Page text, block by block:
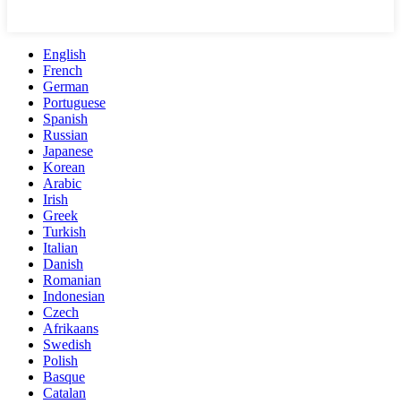
English
French
German
Portuguese
Spanish
Russian
Japanese
Korean
Arabic
Irish
Greek
Turkish
Italian
Danish
Romanian
Indonesian
Czech
Afrikaans
Swedish
Polish
Basque
Catalan